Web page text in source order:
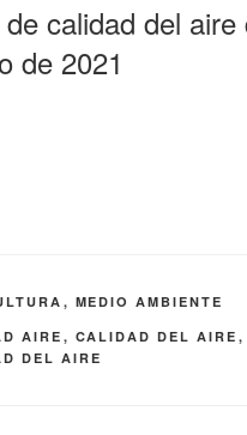
calidad del aire
de 2021
, MEDIO AMBIENTE
AIRE , CALIDAD DEL AIRE ,
DEL AIRE